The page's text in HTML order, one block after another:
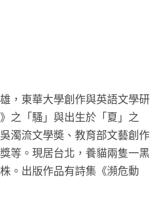
，東華大學創作與英語文學研
之「騷」與出生於「夏」之
濁流文學奬、教育部文藝創作
等。現居台北，養貓兩隻一黑
。出版作品有詩集《瀕危動